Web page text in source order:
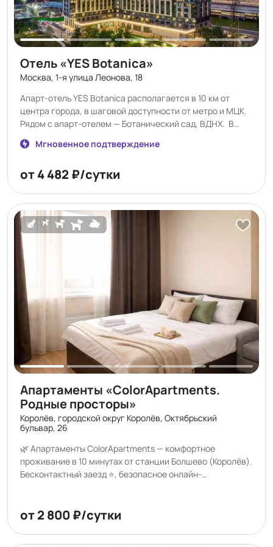
Отель «YES Botanica»
Москва, 1-я улица Леонова, 18
Апарт-отель YES Botanica располагается в 10 км от
центра города, в шаговой доступности от метро и МЦК.
Рядом с апарт-отелем — Ботанический сад, ВДНХ. В
комплексе несколько различных категорий от
небольших студий до просторных люксов. Сеть апарт-
котором комфорт и свобода ценятся превыше всего.
получаете стильные апартаменты с современной
техникой̆ и мебелью с огромным спектром
дополнительных услуг.
Мгновенное подтверждение
от 4 482 ₽/сутки
Апартаменты «ColorApartments.
Родные просторы»
Королёв, городской округ Королёв, Октябрьский
бульвар, 26
🌿 Апартаменты ColorApartments — комфортное
проживание в 10 минутах от станции Болшево (Королёв).
Бесконтактный заезд ⭐, безопасное онлайн-
заранее — до заезда. Подходит для командировок,
гостей города, путешественников и сотрудников
компаний. Независимо от национальной, расовой и
от 2 800 ₽/сутки